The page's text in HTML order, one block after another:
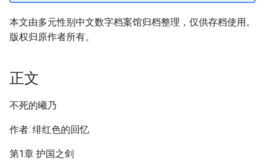
本文由多元性别中文数字档案馆归档整理，仅供存档使用。
版权归原作者所有。
正文
不死的曦乃
作者: 绯红色的回忆
第1章 护国之剑